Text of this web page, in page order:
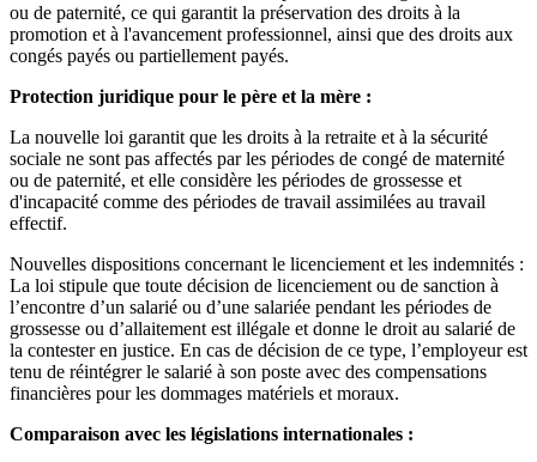
ou de paternité, ce qui garantit la préservation des droits à la
promotion et à l'avancement professionnel, ainsi que des droits aux
congés payés ou partiellement payés.
Protection juridique pour le père et la mère :
La nouvelle loi garantit que les droits à la retraite et à la sécurité
sociale ne sont pas affectés par les périodes de congé de maternité
ou de paternité, et elle considère les périodes de grossesse et
d'incapacité comme des périodes de travail assimilées au travail
effectif.
Nouvelles dispositions concernant le licenciement et les indemnités :
La loi stipule que toute décision de licenciement ou de sanction à
l’encontre d’un salarié ou d’une salariée pendant les périodes de
grossesse ou d’allaitement est illégale et donne le droit au salarié de
la contester en justice. En cas de décision de ce type, l’employeur est
tenu de réintégrer le salarié à son poste avec des compensations
financières pour les dommages matériels et moraux.
Comparaison avec les législations internationales :